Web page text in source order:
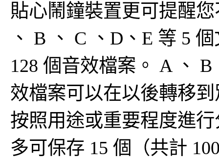
貼心鬧鐘裝置更可提醒
、 B 、 C 、D、E 等 5
128 個音效檔案。 A 、
效檔案可以在以後轉移
按照用途或重要程度進
多可保存 15 個（共計